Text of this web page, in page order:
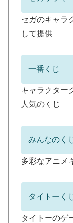
セガのキャラ
して提供
一番くじ
キャラクター
人気のくじ
みんなのく
多彩なアニメ
タイトーく
タイトーのゲ